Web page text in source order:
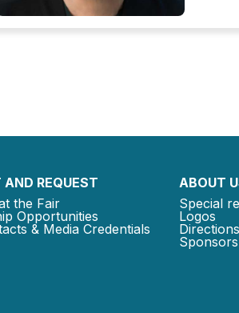
REQUEST
the Fair
Opportunities
& Media Credentials
ABOUT
Special
Logos